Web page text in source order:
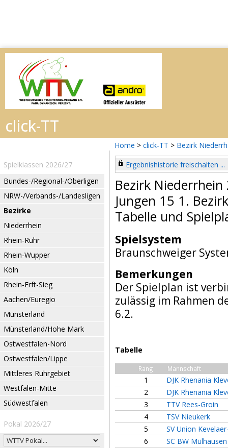
Home > click-TT > Bezirk
Spielklassen 2026/27
Bundes-/Regional-/Oberligen
NRW-/Verbands-/Landesligen
Bezirke
Niederrhein
Rhein-Ruhr
Rhein-Wupper
Köln
Rhein-Erft-Sieg
Aachen/Euregio
Münsterland
Münsterland/Hohe Mark
Ostwestfalen-Nord
Ostwestfalen/Lippe
Mittleres Ruhrgebiet
Westfalen-Mitte
Südwestfalen
Pokal 2026/27
Ergebnishistorie freischalten ...
Bezirk
Jungen 15 1.
Tabelle und
Spielsystem
Braunschweiger
Bemerkungen
Der Spielplan ist
zulässig im Rahmen
6.2.
Tabelle
Rang Mannschaft
1
DJK Rhenania
2
DJK Rhenania
3
TTV Rees-Groin
4
TSV Nieukerk
5
SV Union
6
SC BW